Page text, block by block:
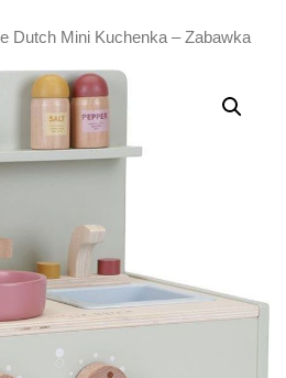
Dutch Mini Kuchenka – Zabawka